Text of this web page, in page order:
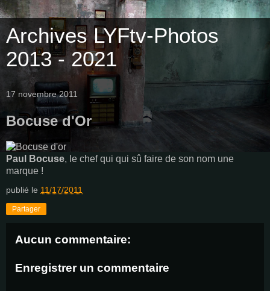
Archives LYFtv-Photos
2013 - 2021
17 novembre 2011
Bocuse d'Or
Paul Bocuse, le chef qui qui sû faire de son nom une
marque !
publié le 11/17/2011
Partager
Aucun commentaire:
Enregistrer un commentaire